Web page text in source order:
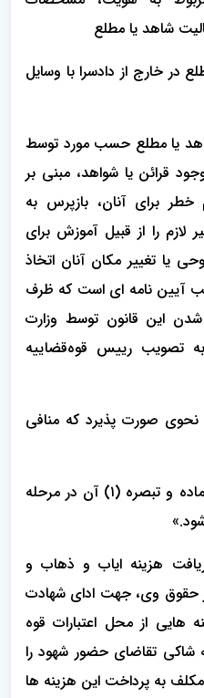
شاهد یا مطلع
در خارج از دادسرا با وسایل
شاهد یا مطلع حسب مورد توسط
قرائن یا شواهد، مبنی بر
برای آنان، بازپرس به
لازم را از قبیل آموزش برای
تغییر مکان آنان اتخاذ
آیین نامه ای است که ظرف
شدن این قانون توسط وزارت
تصویب رییس قوه‌قضاییه
به نحوی صورت ‌پذیرد که منافی
تبصره ۳- ترتیبات مقرر در این ماده و تبصره (۱) آن در مرحله
هزینه ایاب و ذهاب و
حقوق وی، جهت ادای شهادت
از محل اعتبارات قوه
شاکی تقاضای حضور شهود را
به پرداخت این هزینه ها